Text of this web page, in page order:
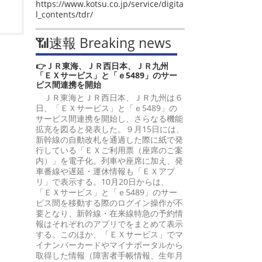
https://www.kotsu.co.jp/service/digita
l_contents/tdr/
📶速報 Breaking news
👉ＪＲ東海、ＪＲ西日本、ＪＲ九州
「ＥＸサービス」と「ｅ5489」のサー
ビス間連携を開始
ＪＲ東海とＪＲ西日本、ＪＲ九州は６
日、「ＥＸサービス」と「ｅ5489」の
サービス間連携を開始し、さらなる機能
拡充を図ると発表した。９月15日には、
新幹線の自動改札を通過した際に紙で発
行している「ＥＸご利用票（座席のご案
内）」を電子化。列車や座席に加え、発
車番線や遅延・運休情報も「ＥＸアプ
リ」で表示する。10月20日からは、
「ＥＸサービス」と「ｅ5489」のサー
ビス間を移動する際のログイン操作が不
要となり、新幹線・在来線特急の予約情
報はそれぞれのアプリでをまとめて表示
する。このほか、「ＥＸサービス」でマ
イナンバーカードやマイナポータルから
取得した情報（障害者手帳情報、生年月